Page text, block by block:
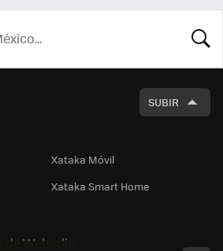
SUBIR
Xataka Móvil
Xataka Smart Home
Webedia